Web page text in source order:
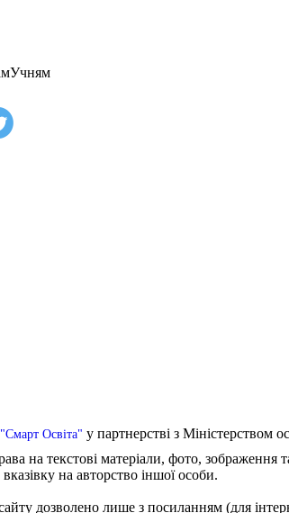
Учням
Освіта" у партнерстві з Міністерством
на текстові матеріали, фото, зображення
на авторство іншої особи.
дозволено лише з посиланням (для